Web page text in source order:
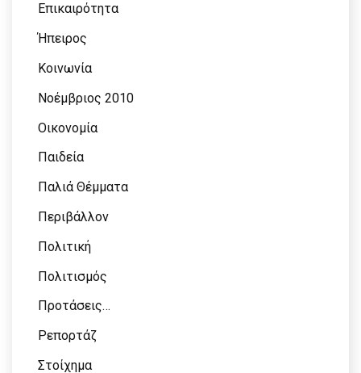
Επικαιρότητα
Ήπειρος
Κοινωνία
Νοέμβριος 2010
Οικονομία
Παιδεία
Παλιά Θέμματα
Περιβάλλον
Πολιτική
Πολιτισμός
Προτάσεις…
Ρεπορτάζ
Στοίχημα